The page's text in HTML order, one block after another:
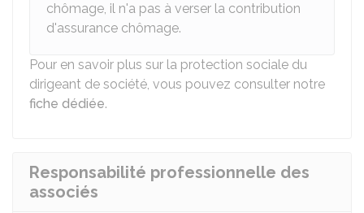
chômage, il n'a pas à verser la contribution
d'assurance chômage.
Pour en savoir plus sur la protection sociale du
dirigeant de société, vous pouvez consulter notre
fiche dédiée.
Responsabilité professionnelle des
associés